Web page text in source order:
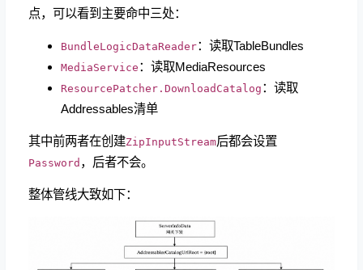
点，可以看到主要命中三处：
BundleLogicDataReader：读取TableBundles
MediaService：读取MediaResources
ResourcePatcher.DownloadCatalog：读取
Addressables清单
其中前两者在创建ZipInputStream后都会设置
Password ，后者不会。
整体管线大致如下：